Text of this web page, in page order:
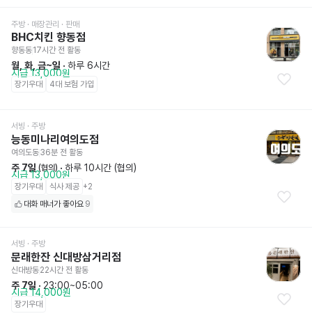
주방 · 매장관리 · 판매
BHC치킨 향동점
향동동17시간 전 활동
월, 화, 금~일 · 하루 6시간
시급 13,000원
장기우대 4대 보험 가입
서빙 · 주방
능동미나리여의도점
여의도동36분 전 활동
주 7일 (협의) · 하루 10시간 (협의)
시급 13,000원
장기우대 식사 제공 +2
대화 매너가 좋아요 9
서빙 · 주방
문래한잔 신대방삼거리점
신대방동22시간 전 활동
주 7일 · 23:00~05:00
시급 14,000원
장기우대